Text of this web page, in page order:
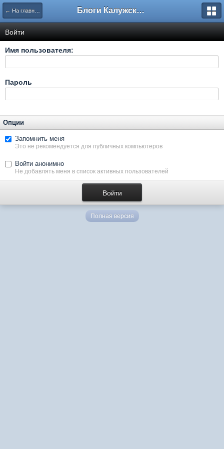
← На главную Блоги Калужского перекрестка
Войти
Имя пользователя:
Пароль
Опции
Запомнить меня
Это не рекомендуется для публичных компьютеров
Войти анонимно
Не добавлять меня в список активных пользователей
Полная версия